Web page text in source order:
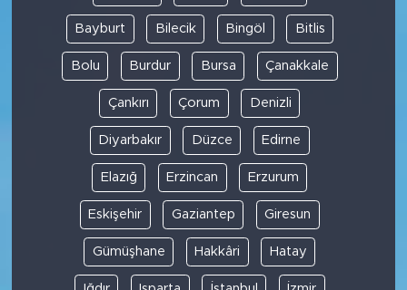
Bayburt Bilecik Bingöl Bitlis
Bolu Burdur Bursa Çanakkale
Çankırı Çorum Denizli
Diyarbakır Düzce Edirne
Elazığ Erzincan Erzurum
Eskişehir Gaziantep Giresun
Gümüşhane Hakkâri Hatay